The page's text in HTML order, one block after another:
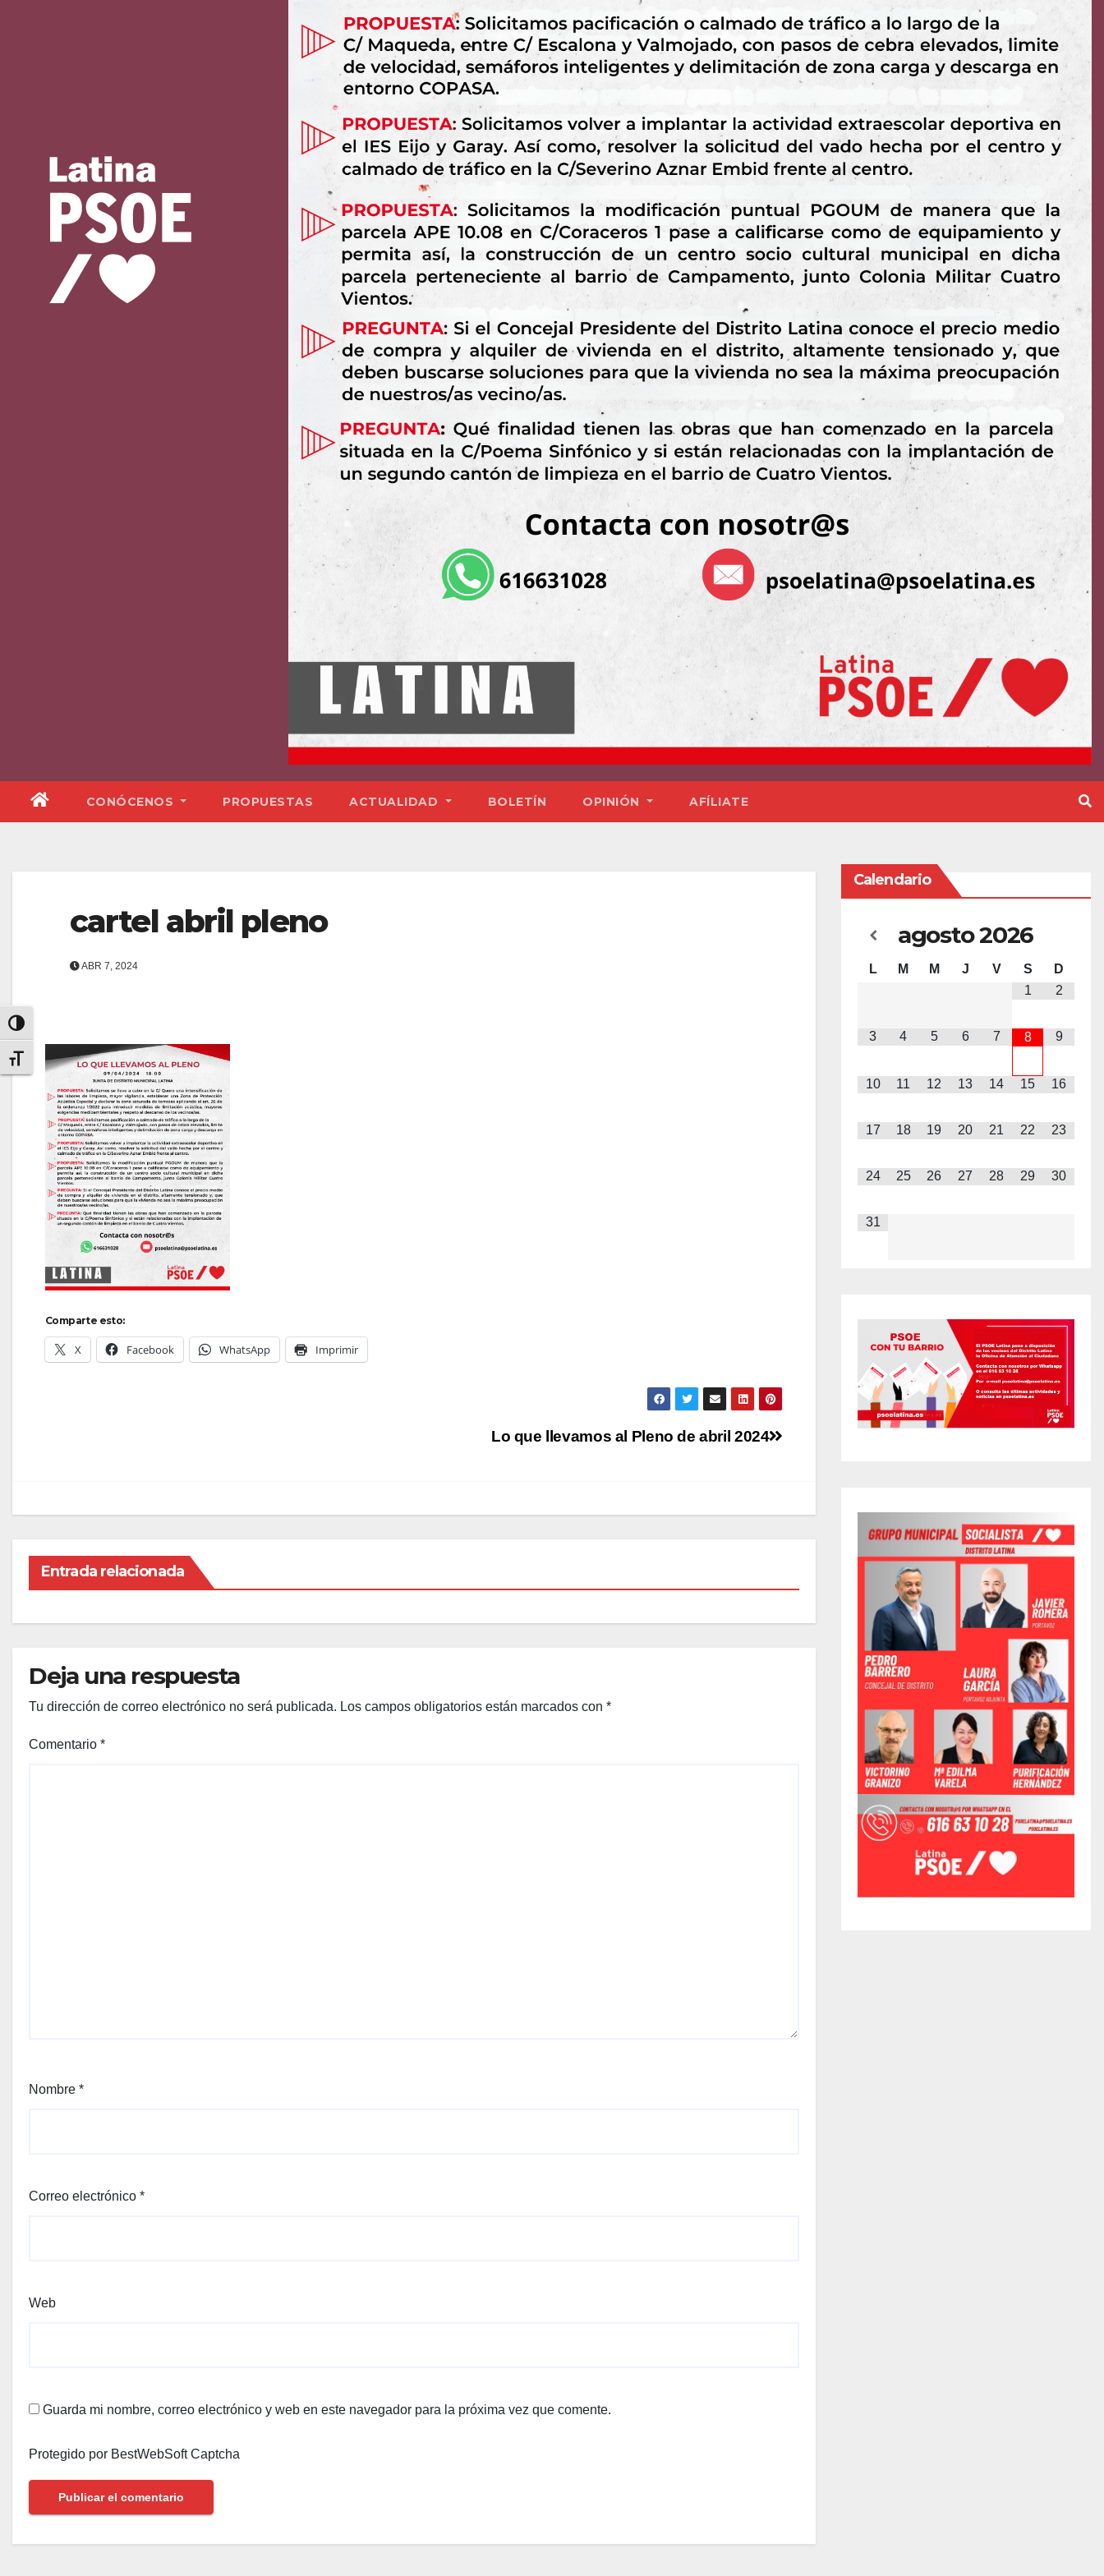
Alternar alto contraste
Alternar tamaño de letra
CONÓCENOS PROPUESTAS ACTUALIDAD BOLETÍN OPINIÓN AFÍLIATE
cartel abril pleno
ABR 7, 2024
Comparte esto:
X Facebook WhatsApp Imprimir
Lo que llevamos al Pleno de abril 2024
Entrada relacionada
Deja una respuesta
Tu dirección de correo electrónico no será publicada. Los campos obligatorios están marcados con *
Comentario *
Nombre *
Correo electrónico *
Web
Guarda mi nombre, correo electrónico y web en este navegador para la próxima vez que comente.
Protegido por BestWebSoft Captcha
Calendario
agosto2026
L M M J V S
D
1
2
3 4 5 6 7 8 9
10 11 12 13 14 15 16
17 18 19 20 21 22 23
24 25 26 27 28 29 30
31